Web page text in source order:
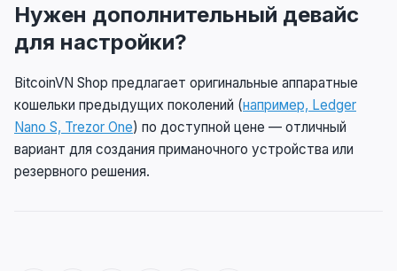
Нужен дополнительный девайс
для настройки?
BitcoinVN Shop предлагает оригинальные аппаратные
кошельки предыдущих поколений (например, Ledger
Nano S, Trezor One) по доступной цене — отличный
вариант для создания приманочного устройства или
резервного решения.